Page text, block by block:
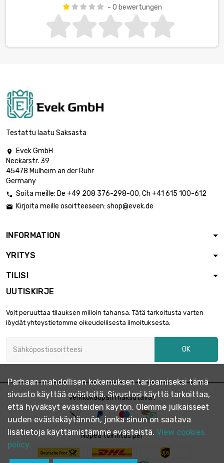
- 0 bewertungen
Testattu laatu Saksasta

Evek GmbH
Neckarstr. 39
45478 Mülheim an der Ruhr
Germany
 Soita meille: De +49 208 376-298-00, Ch +41 615 100-612
 Kirjoita meille osoitteeseen: shop@evek.de
INFORMATION
YRITYS
TILISI
UUTISKIRJE
Voit peruuttaa tilauksen milloin tahansa. Tätä tarkoitusta varten
löydät yhteystietomme oikeudellisesta ilmoituksesta.
OK
Verkkokaupan maksutavat
Nopea toimitus per
Parhaan mahdollisen kokemuksen tarjoamiseksi tämä
sivusto käyttää evästeitä. Sivustosi käyttö tarkoittaa,
että hyväksyt evästeiden käytön. Olemme julkaisseet
uuden evästekäytännön, jonka sinun on saatava
lisätietoja käyttämistämme evästeistä. View cookies
policy.